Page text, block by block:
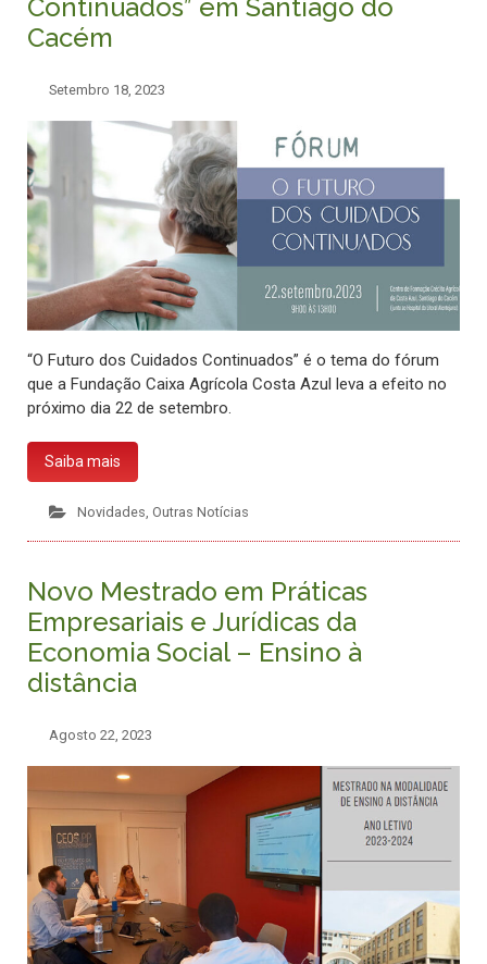
Continuados” em Santiago do
Cacém
Setembro 18, 2023
“O Futuro dos Cuidados Continuados” é o tema do fórum
que a Fundação Caixa Agrícola Costa Azul leva a efeito no
próximo dia 22 de setembro.
Saiba mais
Novidades Outras Notícias
Novo Mestrado em Práticas
Empresariais e Jurídicas da
Economia Social – Ensino à
distância
Agosto 22, 2023